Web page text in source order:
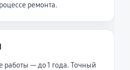
ремонта.
— до 1 года. Точный